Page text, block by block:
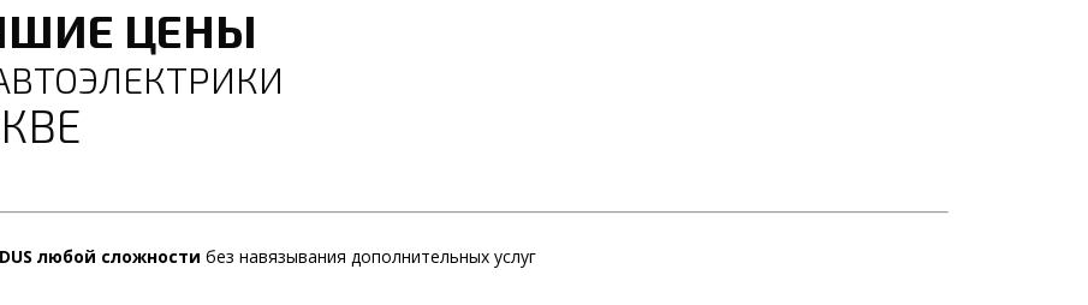
ЦЕНЫ
любой сложности без навязывания дополнительных услуг